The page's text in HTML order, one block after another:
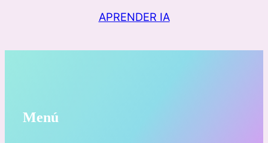
APRENDER IA
Menú